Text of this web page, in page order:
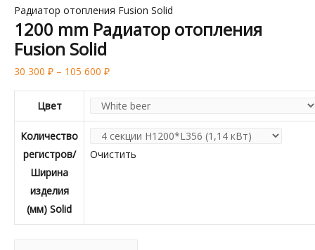
Радиатор отопления Fusion Solid
1200 mm Радиатор отопления
Fusion Solid
30 300 ₽ – 105 600 ₽
Цвет
Количество
регистров/
Ширина
изделия
(мм) Solid
Очистить